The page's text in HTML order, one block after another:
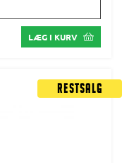
LÆG I KURV
Restsalg